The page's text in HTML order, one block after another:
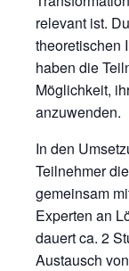
relevant ist.
theoretischen
haben die
Möglichkeit,
anzuwenden.
In den
Teilnehmer
gemeinsam
Experten an
dauert ca. 2
Austausch